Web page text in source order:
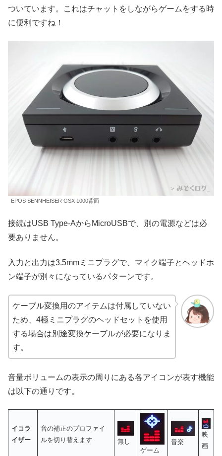
ついています。これはチャットをしながらゲームをする時
に便利ですね！
EPOS SENNHEISER GSX 1000背面
接続はUSB Type-AからMicroUSBで、別の電源などは必
要ありません。
入力と出力は3.5mmミニプラグで、マイク端子とヘッドホ
ン端子が別々になっているパターンです。
ケーブル変換用のアイテムは付属していない
ため、4極ミニプラグのヘッドセットを使用
する場合は別途変換ケーブルが必要になりま
す。
音量ボリュームの表示の周りにある各アイコンが表す機能
は以下の通りです。
イコラ
イザー
音の補正のプロファイ
ルを切り替えます
無し
ゲーム
音楽
映
画